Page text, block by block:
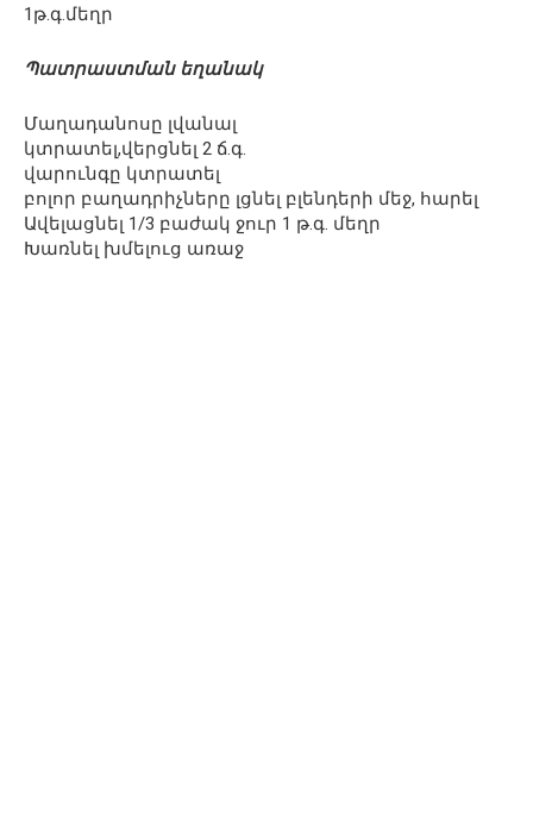
1թ.գ.մեղր
Պատրաստման եղանակ
Մաղադանոսը լվանալ
կտրատել,վերցնել 2 ճ.գ.
վարունգը կտրատել
բոլոր բաղադրիչները լցնել բլենդերի մեջ, հարել
Ավելացնել 1/3 բաժակ ջուր 1 թ.գ. մեղր
Խառնել խմելուց առաջ